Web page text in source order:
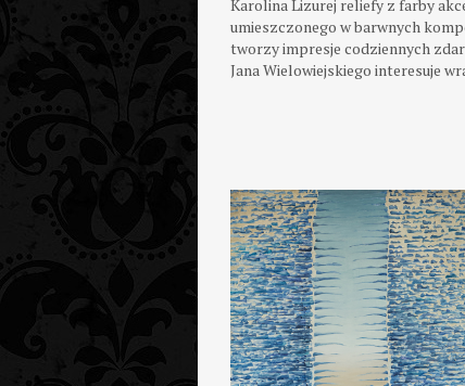
Karolina Lizurej reliefy z farby
umieszczonego w barwnych
tworzy impresje codziennych
Jana Wielowiejskiego interesuje